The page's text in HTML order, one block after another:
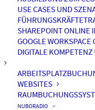
USE CASES UND
SHAREPOINT ONLINE
GOOGLE WORKSPACE
DIGITALE
WEBSITES
NUBORADIO